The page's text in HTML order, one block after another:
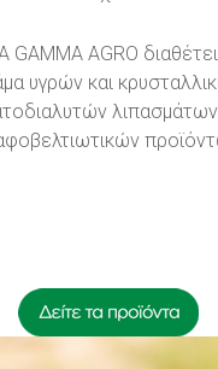
GAMMA AGRO
υγρών και
λιπασμάτων